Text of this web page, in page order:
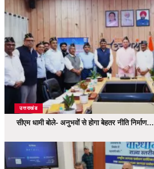
उत्तराखंड
सीएम धामी बोले- अनुभवों से होगा बेहतर नीति निर्माण…